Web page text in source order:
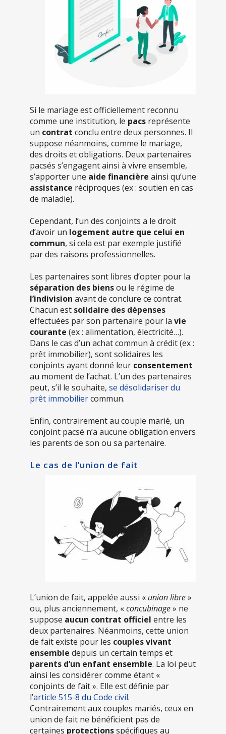
Si le mariage est officiellement reconnu
comme une institution, le pacs représente
un contrat conclu entre deux personnes. Il
suppose néanmoins, comme le mariage,
des droits et obligations. Deux partenaires
pacsés s’engagent ainsi à vivre ensemble,
s’apporter une aide financière ainsi qu’une
assistance réciproques (ex : soutien en cas
de maladie).
Cependant, l’un des conjoints a le droit
d’avoir un logement autre que celui en
commun, si cela est par exemple justifié
par des raisons professionnelles.
Les partenaires sont libres d’opter pour la
séparation des biensou le régime de
l’indivision avant de conclure ce contrat.
Chacun est solidaire des dépenses
effectuées par son partenaire pour la vie
courante (ex : alimentation, électricité…).
Dans le cas d’un achat commun à crédit (ex :
prêt immobilier), sont solidaires les
conjoints ayant donné leur consentement
au moment de l’achat. L’un des partenaires
peut, s’il le souhaite, se désolidariser du
prêt immobiliercommun.
Enfin, contrairement au couple marié, un
conjoint pacsé n’a aucune obligation envers
les parents de son ou sa partenaire.
Le cas de l’union de fait
L’union de fait, appelée aussi « union libre»
ou, plus anciennement, «concubinage» ne
suppose aucun contrat officiel entre les
deux partenaires. Néanmoins, cette union
de fait existe pour les couples vivant
ensemble depuis un certain temps et
parents d’un enfant ensemble. La loi peut
ainsi les considérer comme étant «
conjoints de fait ». Elle est définie par
l’article 515-8 du Code civil.
Contrairement aux couples mariés, ceux en
union de fait ne bénéficient pas de
certaines protectionsspécifiques au